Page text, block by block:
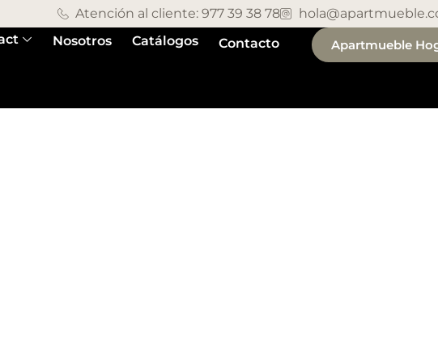
Atención al cliente: 977 39 38 78
Nosotros Catálogos Contacto Apartmueble